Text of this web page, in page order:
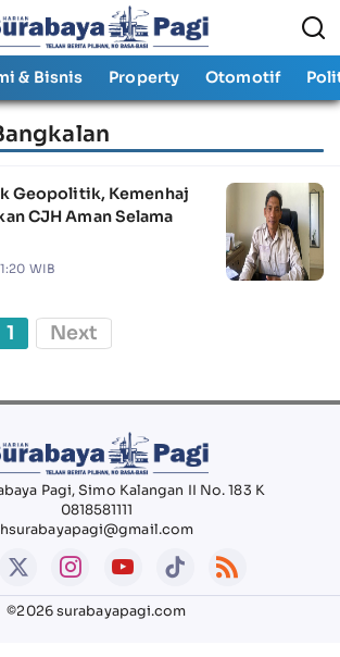
& Bisnis Property Otomotif
Geopolitik, Kemenhaj
CJH Aman Selama
WIB
1 Next
Pagi, Simo Kalangan II No. 183 K
0818581111
hsurabayapagi@gmail.com
©2026 surabayapagi.com